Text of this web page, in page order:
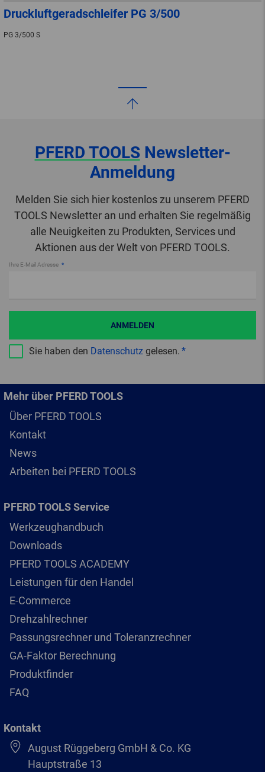
Druckluftgeradschleifer PG 3/500
PG 3/500 S
PFERD TOOLSNewsletter-
Anmeldung
Melden Sie sich hier kostenlos zu unserem PFERD
TOOLS Newsletter an und erhalten Sie regelmäßig
alle Neuigkeiten zu Produkten, Services und
Aktionen aus der Welt von PFERD TOOLS.
Ihre E-Mail Adresse
Sie haben den Datenschutz gelesen.
ANMELDEN
Mehr über PFERD TOOLS
Über PFERD TOOLS
Kontakt
News
Arbeiten bei PFERD TOOLS
PFERD TOOLS Service
Werkzeughandbuch
Downloads
PFERD TOOLS ACADEMY
Leistungen für den Handel
E-Commerce
Drehzahlrechner
Passungsrechner und Toleranzrechner
GA-Faktor Berechnung
Produktfinder
FAQ
Kontakt
August Rüggeberg GmbH & Co. KG
Hauptstraße 13